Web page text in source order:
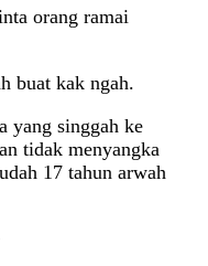
orang ramai
buat kak ngah.
yang singgah ke
tidak menyangka
17 tahun arwah